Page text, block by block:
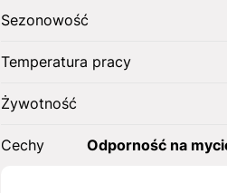
Sezonowość
Temperatura pracy
Żywotność
Cechy Odporność na